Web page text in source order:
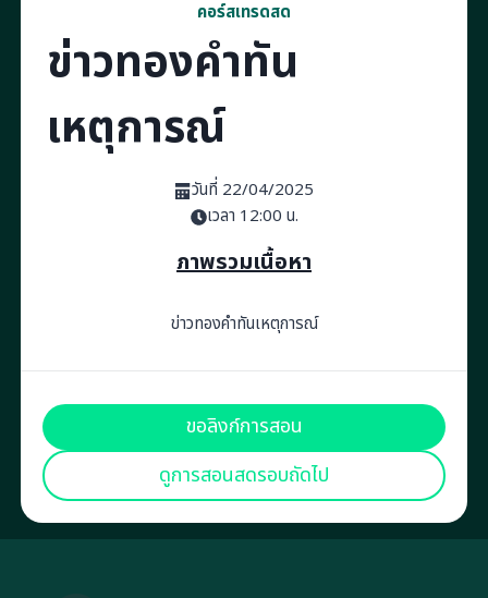
คอร์สเทรดสด
ข่าวทองคำทัน
เหตุการณ์
วันที่ 22/04/2025
เวลา 12:00 น.
ภาพรวมเนื้อหา
ข่าวทองคำทันเหตุการณ์
ขอลิงก์การสอน
ดูการสอนสดรอบถัดไป